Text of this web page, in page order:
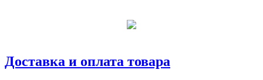
Доставка и оплата товара